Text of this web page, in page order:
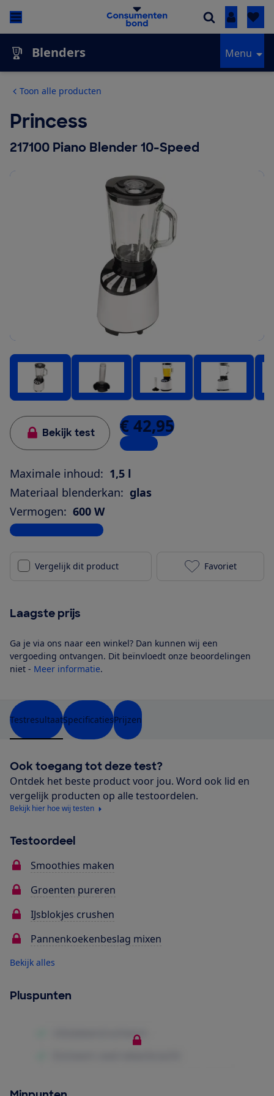
Inloggen
Blenders Menu
Toon alle producten
Princess
217100 Piano Blender 10-Speed
Bekijk test € 42,95
1 winkel
Maximale inhoud: 1,5 l
Materiaal blenderkan: glas
Vermogen: 600 W
Bekijk alle specificaties
Vergelijk dit product Princess
Favoriet
Laagste prijs
Ga je via ons naar een winkel? Dan kunnen wij een
vergoeding ontvangen. Dit beïnvloedt onze beoordelingen
niet - Meer informatie.
TestresultaatSpecificatiesPrijzen
Ook toegang tot deze test?
Ontdek het beste product voor jou. Word ook lid en
vergelijk producten op alle testoordelen.
Bekijk hier hoe wij testen
Testoordeel
Smoothies maken
Groenten pureren
IJsblokjes crushen
Pannenkoekenbeslag mixen
Bekijk alles
Pluspunten